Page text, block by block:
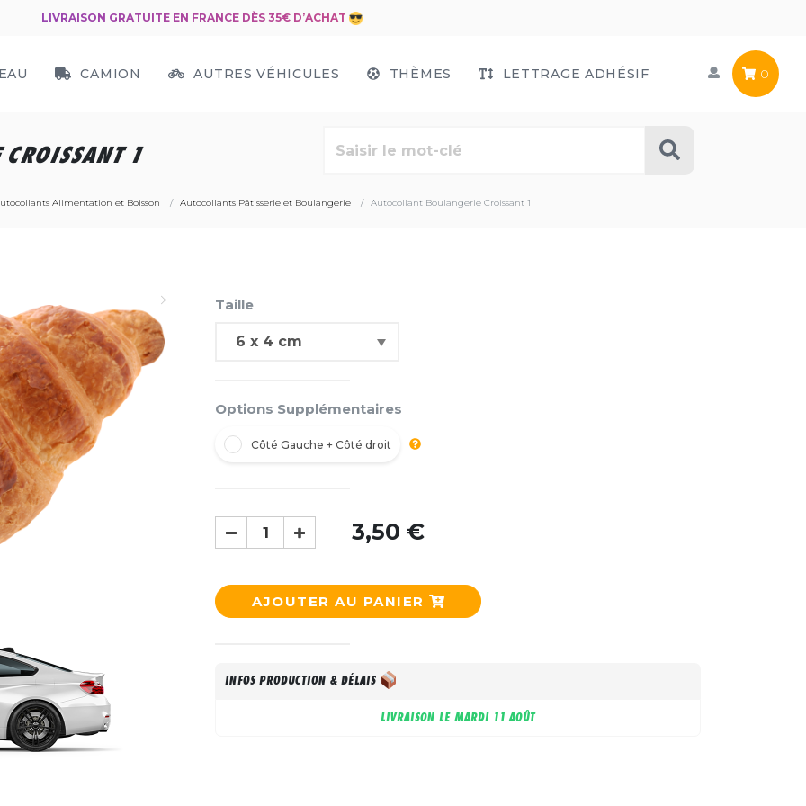
LIVRAISON GRATUITE EN FRANCE DÈS 35€ D’ACHAT
CAMION AUTRES VÉHICULES THÈMES LETTRAGE ADHÉSIF 0
1
Alimentation et Boisson Autocollants Pâtisserie et Boulangerie Autocollant Boulangerie Croissant 1
Taille
Options Supplémentaires
Côté Gauche + Côté droit
3,50 €
AJOUTER AU PANIER
INFOS PRODUCTION & DÉLAIS
LIVRAISON LE MARDI 11 AOÛT